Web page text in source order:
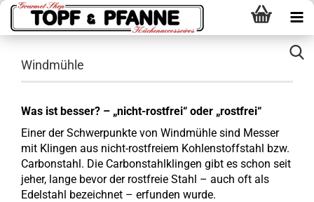
Windmühle
Was ist besser? – „nicht-rostfrei“ oder „rostfrei“
Einer der Schwerpunkte von Windmühle sind Messer
mit Klingen aus nicht-rostfreiem Kohlenstoffstahl bzw.
Carbonstahl. Die Carbonstahlklingen gibt es schon seit
jeher, lange bevor der rostfreie Stahl – auch oft als
Edelstahl bezeichnet – erfunden wurde.